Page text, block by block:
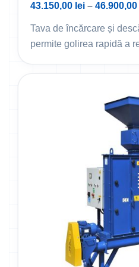
43.150,00 lei – 46.900,00
Tava de încărcare și
permite golirea rapidă a